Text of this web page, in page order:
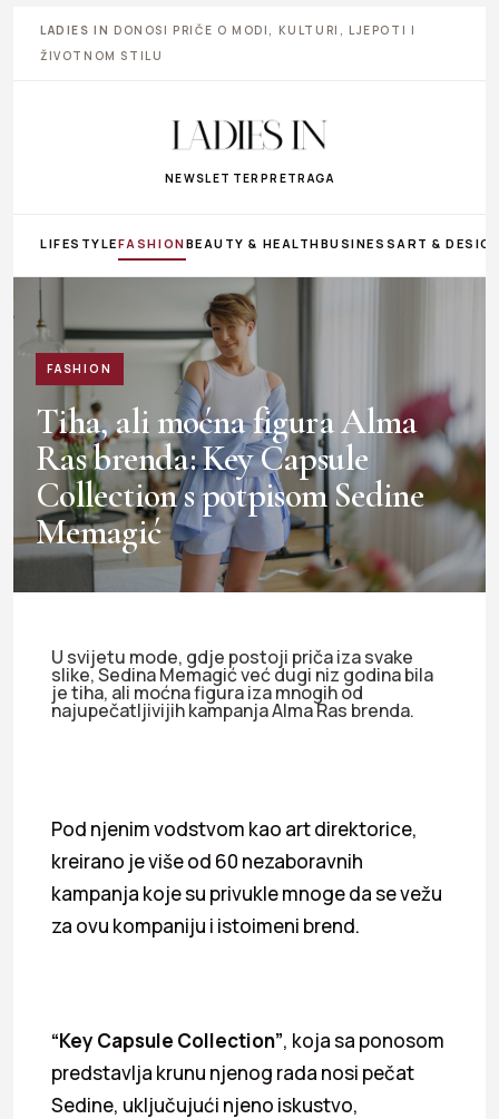
LADIES IN DONOSI PRIČE O MODI, KULTURI, LJEPOTI I
ŽIVOTNOM STILU
NEWSLETTER PRETRAGA
LIFESTYLEFASHIONBEAUTY & HEALTHBUSINESS ART &
FASHION
Tiha, ali moćna figura Alma
Ras brenda: Key Capsule
Collection s potpisom Sedine
Memagić
U svijetu mode, gdje postoji priča iza svake
slike, Sedina Memagić već dugi niz godina bila
je tiha, ali moćna figura iza mnogih od
najupečatljivijih kampanja Alma Ras brenda.
Pod njenim vodstvom kao art direktorice,
kreirano je više od 60 nezaboravnih
kampanja koje su privukle mnoge da se vežu
za ovu kompaniju i istoimeni brend.
“Key Capsule Collection”, koja sa ponosom
predstavlja krunu njenog rada nosi pečat
Sedine, uključujući njeno iskustvo,